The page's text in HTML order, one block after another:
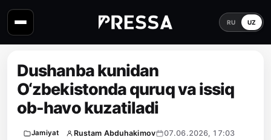
RU UZ
Dushanba kunidan
O‘zbekistonda quruq va issiq
ob-havo kuzatiladi
Jamiyat Rustam Abduhakimov 07.06.2026, 17:03